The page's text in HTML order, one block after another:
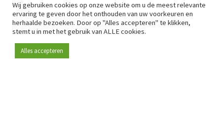
Wij gebruiken cookies op onze website om u de meest relevante
ervaring te geven door het onthouden van uw voorkeuren en
herhaalde bezoeken. Door op "Alles accepteren" te klikken,
stemt u in met het gebruik van ALLE cookies.
Alles accepteren